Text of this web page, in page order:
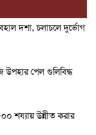
দশা, চলাচলে দুর্ভোগ
উপহার পেল গুলিবিদ্ধ
শয্যায় উন্নীত করার